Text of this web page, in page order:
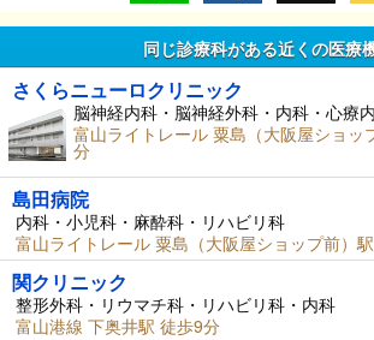
同じ診療科がある近くの医療
さくらニューロクリニック
脳神経内科・脳神経外科・内科・心療
富山ライトレール 粟島（大阪屋ショッ
分
島田病院
内科・小児科・麻酔科・リハビリ科
富山ライトレール 粟島（大阪屋ショップ前）
関クリニック
整形外科・リウマチ科・リハビリ科・内科
富山港線 下奥井駅 徒歩9分